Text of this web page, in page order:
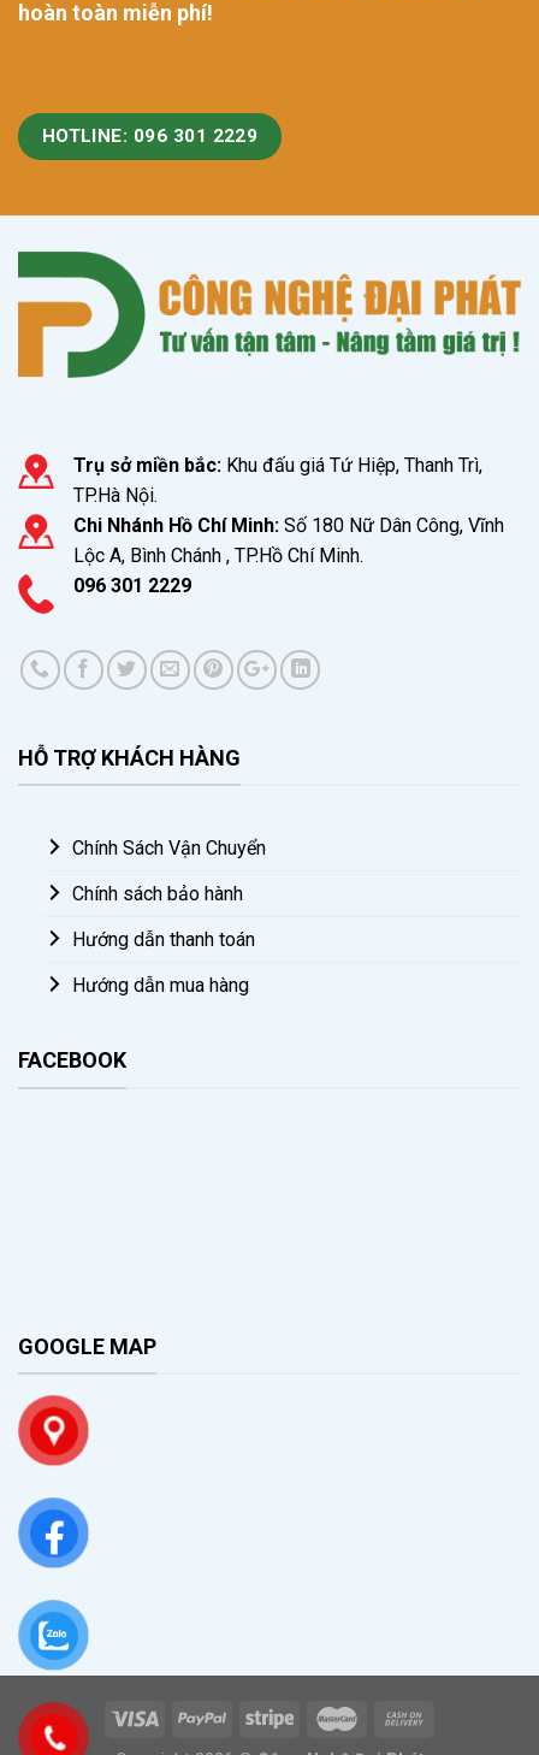
hoàn toàn miễn phí!
HOTLINE: 096 301 2229
Trụ sở miền bắc: Khu đấu giá Tứ Hiệp, Thanh Trì,
TP.Hà Nội.
Chi Nhánh Hồ Chí Minh: Số 180 Nữ Dân Công, Vĩnh
Lộc A, Bình Chánh , TP.Hồ Chí Minh.
096 301 2229
HỖ TRỢ KHÁCH HÀNG
Chính Sách Vận Chuyển
Chính sách bảo hành
Hướng dẫn thanh toán
Hướng dẫn mua hàng
FACEBOOK
GOOGLE MAP